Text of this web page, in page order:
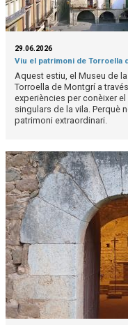
29.06.2026
Viu el patrimoni de Torroella
Aquest estiu, el Museu de
Torroella de Montgrí a
experiències per conèixer
singulars de la vila. Perquè
patrimoni extraordinari.